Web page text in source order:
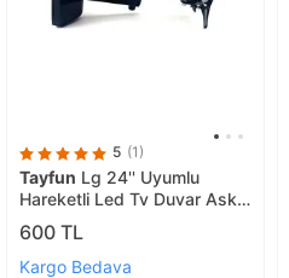
5 (1)
Tayfun Lg 24'' Uyumlu
Hareketli Led Tv Duvar Askı
Aparatı
600 TL
Kargo Bedava